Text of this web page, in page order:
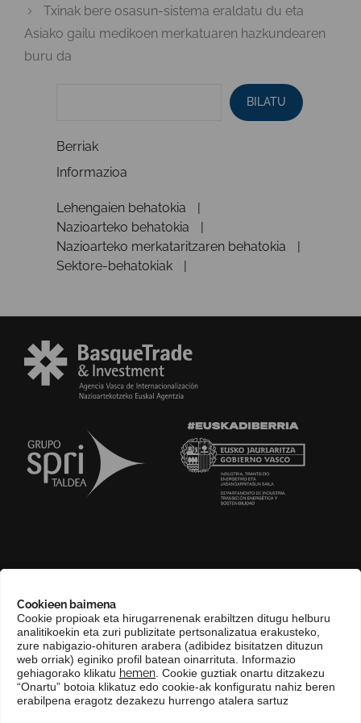
Cookieen baimena
Cookie propioak eta hirugarrenenak erabiltzen ditugu helburu
analitikoekin eta zuri publizitate pertsonalizatua erakusteko,
zure nabigazio-ohituren arabera (adibidez bisitatzen dituzun
web orriak) eginiko profil batean oinarrituta. Informazio
gehiagorako klikatu hemen . Cookie guztiak onartu ditzakezu
“Onartu” botoia klikatuz edo cookie-ak konfiguratu nahiz beren
erabilpena eragotz dezakezu hurrengo atalera sartuz
Txinak bere osasun-sistema eraldatu du eta
Asiako gailu medikoen merkatuaren hazkundearen
buru da
BILATU
Berriak
Informazioa
Lehengaien behatokia
Nazioarteko behatokia
Nazioarteko merkataritzaren behatokia
Sektore-behatokiak
COMPLIANCE CHANNEL
HARREMANETARAKO
EUSKARA
KONTRATATZAILEAREN PROFILA
GARDENTASUN ATARIA